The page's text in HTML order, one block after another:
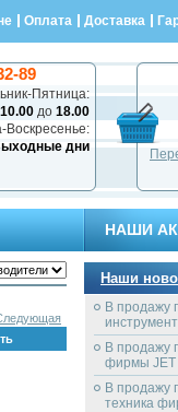
Оплата Доставка
89
Пятница:
10.00 до 18.00
Воскресенье:
дни
НАШИ
Наши
В продажу
В продажу
фирмы JET
В продажу
техника